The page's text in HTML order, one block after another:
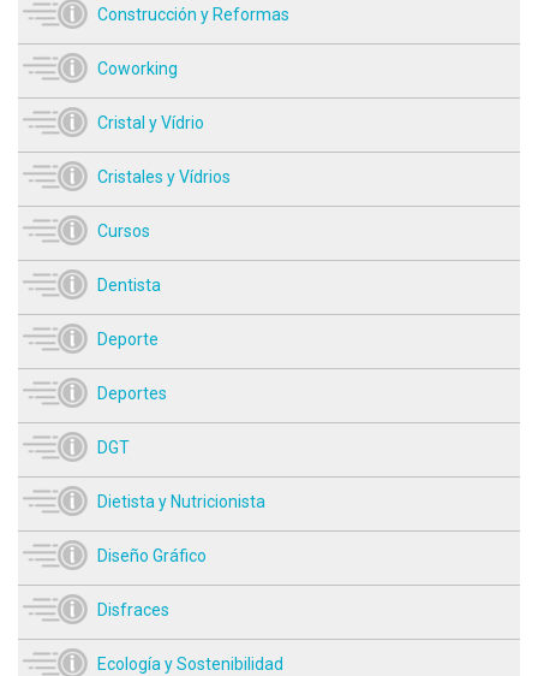
Construcción y Reformas
Coworking
Cristal y Vídrio
Cristales y Vídrios
Cursos
Dentista
Deporte
Deportes
DGT
Dietista y Nutricionista
Diseño Gráfico
Disfraces
Ecología y Sostenibilidad